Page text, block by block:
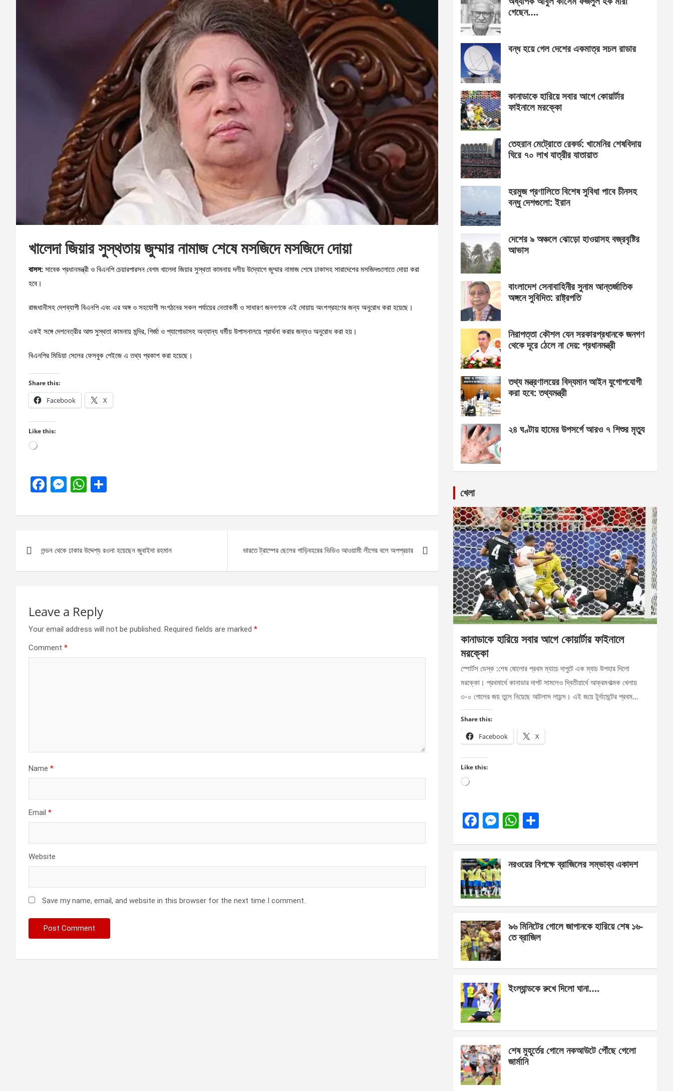
খালেদা জিয়ার সুস্থতায় জুম্মার নামাজ শেষে মসজিদে মসজিদে দোয়া
বাসস: সাবেক প্রধানমন্ত্রী ও বিএনপি চেয়ারপারসন বেগম খালেদা জিয়ার সুস্থতা কামনায় দলীয় উদ্যোগে জুম্মার নামাজ শেষে ঢাকাসহ সারাদেশের মসজিদগুলোতে দোয়া করা
হবে।
রাজধানীসহ দেশব্যাপী বিএনপি এবং এর অঙ্গ ও সহযোগী সংগঠনের সকল পর্যায়ের নেতাকর্মী ও সাধারণ জনগণকে এই দোয়ায় অংশগ্রহণের জন্য অনুরোধ করা হয়েছে।
একই সঙ্গে দেশনেত্রীর আশু সুস্থতা কামনায় মন্দির, গির্জা ও প্যাগোডাসহ অন্যান্য ধর্মীয় উপাসনালয়ে প্রার্থনা করার জন্যও অনুরোধ করা হয়।
বিএনপির মিডিয়া সেলের ফেসবুক পেইজে এ তথ্য প্রকাশ করা হয়েছে।
Share this:
Facebook X
Like this:
Loading…
F
ce
o
M
se
g
W
at
A
ar
navigation
লন্ডন থেকে ঢাকার উদ্দেশ্য রওনা হয়েছেন জুবাইদা রহমান ভারতে ট্রাম্পের ছেলের গাড়িবহরের ভিডিও আওয়ামী লীগের বলে অপপ্রচার
Leave a Reply
Your email address will not be published. Required fields are marked *
Comment *
Name *
Email *
Website
Save my name, email, and website in this browser for the next time I comment.
গেছেন….
বন্ধ হয়ে গেল দেশের একমাত্র সচল রাডার
কানাডাকে হারিয়ে সবার আগে কোয়ার্টার
ফাইনালে মরক্কো
তেহরান মেট্রোতে রেকর্ড: খামেনির শেষবিদায়
ঘিরে ৭০ লাখ যাত্রীর যাতায়াত
হরমুজ প্রণালিতে বিশেষ সুবিধা পাবে চীনসহ
বন্ধু দেশগুলো: ইরান
দেশের ৯ অঞ্চলে ঝোড়ো হাওয়াসহ বজ্রবৃষ্টির
আভাস
বাংলাদেশ সেনাবাহিনীর সুনাম আন্তর্জাতিক
অঙ্গনে সুবিদিত: রাষ্ট্রপতি
নিরাপত্তা কৌশল যেন সরকারপ্রধানকে জনগণ
থেকে দূরে ঠেলে না দেয়: প্রধানমন্ত্রী
তথ্য মন্ত্রণালয়ের বিদ্যমান আইন যুগোপযোগী
করা হবে: তথ্যমন্ত্রী
২৪ ঘণ্টায় হামের উপসর্গে আরও ৭ শিশুর মৃত্যু
খেলা
কানাডাকে হারিয়ে সবার আগে কোয়ার্টার ফাইনালে
মরক্কো
স্পোর্টস ডেস্ক :শেষ ষোলোর প্রথম ম্যাচে দাপুটে এক ম্যাচ উপহার দিলো
মরক্কো। প্রথমার্ধে কানাডার দাপট সামলেও দ্বিতীয়ার্ধে আক্রমণাত্মক খেলায়
৩-০ গোলের জয় তুলে নিয়েছে আটলাস লায়ন্স। এই জয়ে টুর্নামেন্টের প্রথম…
Share this:
Facebook X
Like this:
Loading…
F
b
o
o
k
M
n
g
er
W
s
p
e
নরওয়ের বিপক্ষে ব্রাজিলের সম্ভাব্য একাদশ
৯৬ মিনিটের গোলে জাপানকে হারিয়ে শেষ ১৬-
তে ব্রাজিল
ইংল্যান্ডকে রুখে দিলো ঘানা….
শেষ মুহূর্তের গোলে নকআউটে পৌঁছে গেলো
জার্মানি